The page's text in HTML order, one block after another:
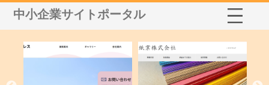
中小企業サイトポータル